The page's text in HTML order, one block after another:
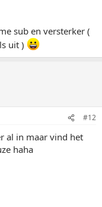
sub en versterker (
uit )
#12
al in maar vind het
haha